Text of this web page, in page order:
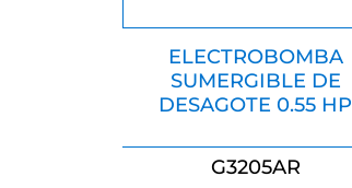
ELECTROBOMBA
SUMERGIBLE DE
DESAGOTE 0.55 HP
G3205AR